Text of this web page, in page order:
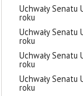
Uchwały Senatu
roku
Uchwały Senatu
roku
Uchwały Senatu
roku
Uchwały Senatu
roku